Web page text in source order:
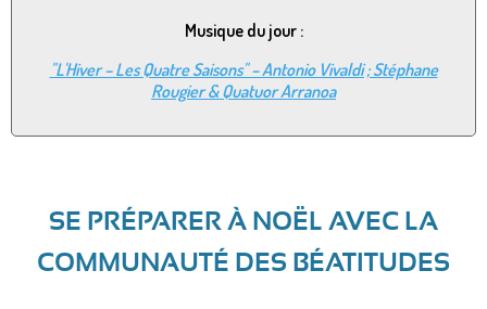
Musique du jour :
"L'Hiver – Les Quatre Saisons" – Antonio Vivaldi ; Stéphane
Rougier & Quatuor Arranoa
SE PRÉPARER À NOËL AVEC LA
COMMUNAUTÉ DES BÉATITUDES